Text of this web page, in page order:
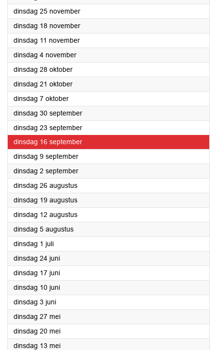
dinsdag 25 november2025
dinsdag 18 november2025
dinsdag 11 november2025
dinsdag 4 november2025
dinsdag 28 oktober2025
dinsdag 21 oktober2025
dinsdag 7 oktober2025
dinsdag 30 september2025
dinsdag 23 september2025
dinsdag 16 september2025
dinsdag 9 september2025
dinsdag 2 september2025
dinsdag 26 augustus2025
dinsdag 19 augustus2025
dinsdag 12 augustus2025
dinsdag 5 augustus2025
dinsdag 1 juli2025
dinsdag 24 juni2025
dinsdag 17 juni2025
dinsdag 10 juni2025
dinsdag 3 juni2025
dinsdag 27 mei2025
dinsdag 20 mei2025
dinsdag 13 mei2025